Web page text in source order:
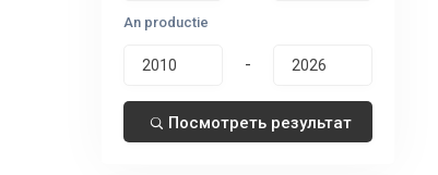
An productie
-
Посмотреть результат